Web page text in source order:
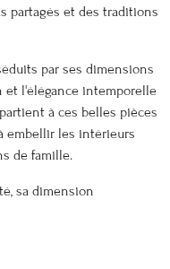
partagés et des traditions
par ses dimensions
et l'élégance intemporelle
à ces belles pièces
embellir les intérieurs
de famille.
sa dimension